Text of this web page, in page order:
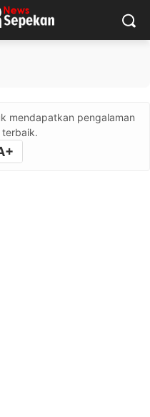
mendapatkan pengalaman
terbaik.